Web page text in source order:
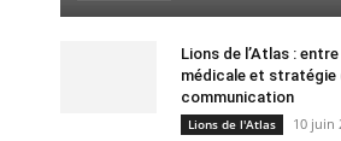
Lions de l’Atlas :
médicale et stratégie
communication
Lions de l'Atlas 10 juin